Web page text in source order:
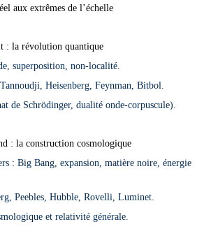
aux extrêmes de l’échelle
: la révolution quantique
superposition, non-localité.
Heisenberg, Feynman, Bitbol.
de Schrödinger, dualité onde-corpuscule).
: la construction cosmologique
: Big Bang, expansion, matière noire, énergie
Peebles, Hubble, Rovelli, Luminet.
et relativité générale.